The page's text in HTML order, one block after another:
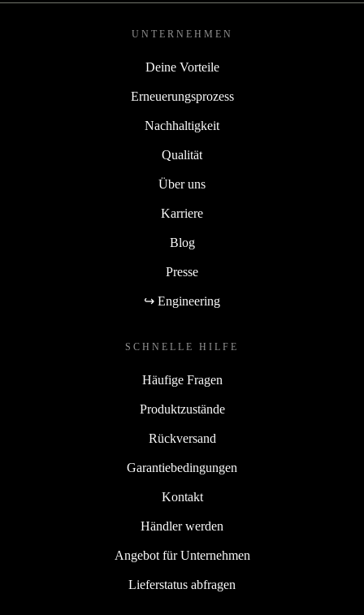
UNTERNEHMEN
Deine Vorteile
Erneuerungsprozess
Nachhaltigkeit
Qualität
Über uns
Karriere
Blog
Presse
↪ Engineering
SCHNELLE HILFE
Häufige Fragen
Produktzustände
Rückversand
Garantiebedingungen
Kontakt
Händler werden
Angebot für Unternehmen
Lieferstatus abfragen